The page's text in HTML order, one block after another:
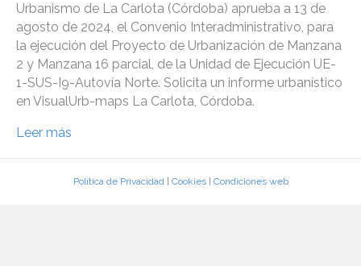
Urbanismo de La Carlota (Córdoba) aprueba a 13 de
agosto de 2024, el Convenio Interadministrativo, para
la ejecución del Proyecto de Urbanización de Manzana
2 y Manzana 16 parcial, de la Unidad de Ejecución UE-
1-SUS-I9-Autovía Norte. Solicita un informe urbanístico
en VisualUrb-maps La Carlota, Córdoba.
Leer más
Política de Privacidad| Cookies| Condiciones web